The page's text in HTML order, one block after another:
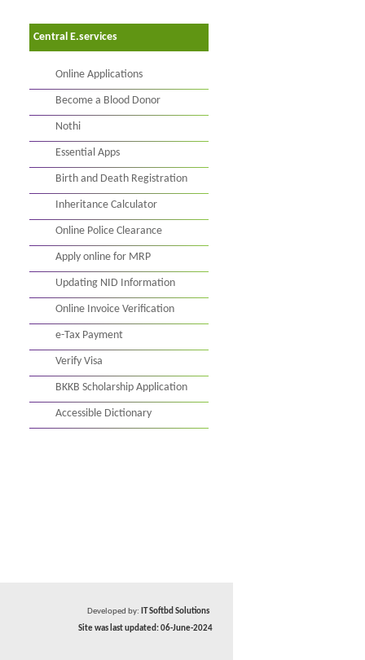
Central E.services
Online Applications
Become a Blood Donor
Nothi
Essential Apps
Birth and Death Registration
Inheritance Calculator
Online Police Clearance
Apply online for MRP
Updating NID Information
Online Invoice Verification
e-Tax Payment
Verify Visa
BKKB Scholarship Application
Accessible Dictionary
Developed by: IT Softbd Solutions
Site was last updated: 06-June-2024